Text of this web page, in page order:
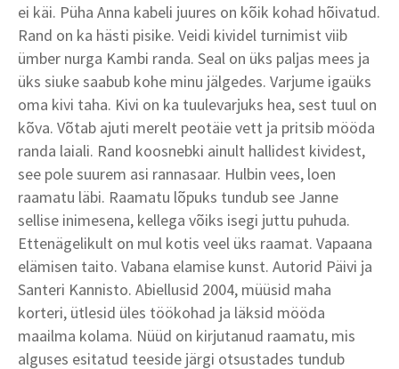
ei käi. Püha Anna kabeli juures on kõik kohad hõivatud.
Rand on ka hästi pisike. Veidi kividel turnimist viib
ümber nurga Kambi randa. Seal on üks paljas mees ja
üks siuke saabub kohe minu jälgedes. Varjume igaüks
oma kivi taha. Kivi on ka tuulevarjuks hea, sest tuul on
kõva. Võtab ajuti merelt peotäie vett ja pritsib mööda
randa laiali. Rand koosnebki ainult hallidest kividest,
see pole suurem asi rannasaar. Hulbin vees, loen
raamatu läbi. Raamatu lõpuks tundub see Janne
sellise inimesena, kellega võiks isegi juttu puhuda.
Ettenägelikult on mul kotis veel üks raamat. Vapaana
elämisen taito. Vabana elamise kunst. Autorid Päivi ja
Santeri Kannisto. Abiellusid 2004, müüsid maha
korteri, ütlesid üles töökohad ja läksid mööda
maailma kolama. Nüüd on kirjutanud raamatu, mis
alguses esitatud teeside järgi otsustades tundub